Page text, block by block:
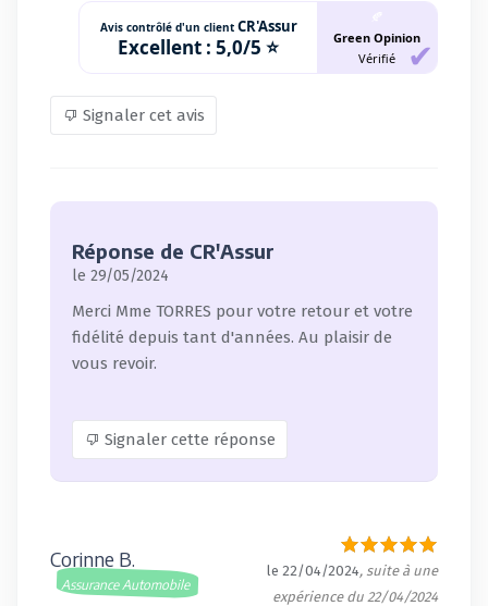
Avis contrôlé d'un client CR'Assur
Excellent : 5,0/5 ⭐
Green Opinion
Vérifié
Signaler cet avis
Réponse de CR'Assur
le 29/05/2024
Merci Mme TORRES pour votre retour et votre
fidélité depuis tant d'années. Au plaisir de
vous revoir.
Signaler cette réponse
Corinne B.
Assurance Automobile
le 22/04/2024, suite à une
expérience du 22/04/2024